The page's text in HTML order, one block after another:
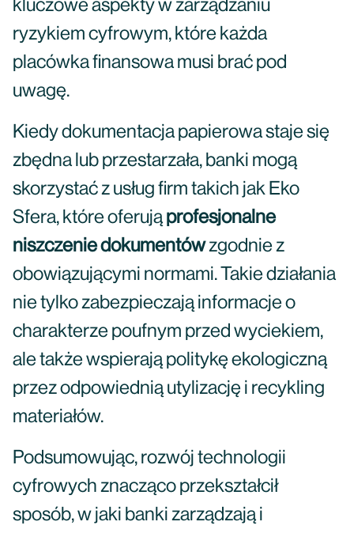
kluczowe aspekty w zarządzaniu
ryzykiem cyfrowym, które każda
placówka finansowa musi brać pod
uwagę.
Kiedy dokumentacja papierowa staje się
zbędna lub przestarzała, banki mogą
skorzystać z usług firm takich jak Eko
Sfera, które oferująprofesjonalne
niszczenie dokumentówzgodnie z
obowiązującymi normami. Takie działania
nie tylko zabezpieczają informacje o
charakterze poufnym przed wyciekiem,
ale także wspierają politykę ekologiczną
przez odpowiednią utylizację i recykling
materiałów.
Podsumowując, rozwój technologii
cyfrowych znacząco przekształcił
sposób, w jaki banki zarządzają i